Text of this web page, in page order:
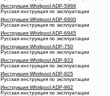
Инструкция Whirlpool ADP-5966
Русская инструкция по эксплуатации
Инструкция Whirlpool ADP-6900
Русская инструкция по эксплуатации
Инструкция Whirlpool ADP-6945
Русская инструкция по эксплуатации
Инструкция Whirlpool ADP-750
Русская инструкция по эксплуатации
Инструкция Whirlpool ADP-923
Русская инструкция по эксплуатации
Инструкция Whirlpool ADP-925
Русская инструкция по эксплуатации
Инструкция Whirlpool ADP-962
Русская инструкция по эксплуатации